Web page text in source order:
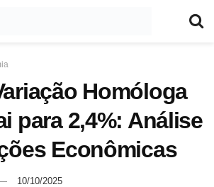
Homóloga
para 2,4%: Análise
Econômicas
10/10/2025